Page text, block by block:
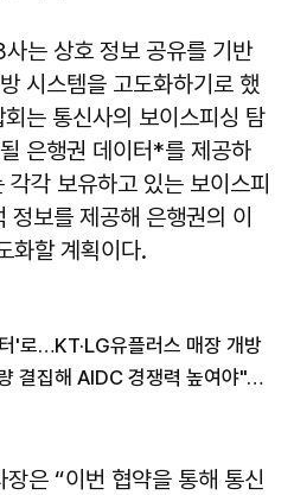
는 상호 정보 공유를 기반
시스템을 고도화하기로 했
는 통신사의 보이스피싱 탐
은행권 데이터*를 제공하
각 보유하고 있는 보이스피
보를 제공해 은행권의 이
화할 계획이다.
'로…KT·LG유플러스 매장 개방
박윤영 KT 대표 "그룹 역량 결집해 AIDC 경쟁력 높여야"…목동 KT클라우드 방문
은 “이번 협약을 통해 통신